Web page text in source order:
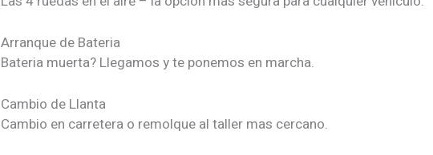
Arranque de Bateria
Bateria muerta? Llegamos y te ponemos en marcha.
Cambio de Llanta
Cambio en carretera o remolque al taller mas cercano.